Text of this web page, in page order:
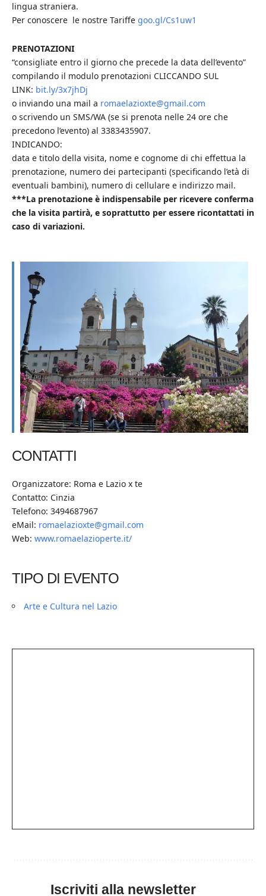
lingua straniera.
Per conoscere le nostre Tariffe goo.gl/Cs1uw1
PRENOTAZIONI
“consigliate entro il giorno che precede la data dell’evento”
compilando il modulo prenotazioni CLICCANDO SUL
LINK: bit.ly/3x7jhDj
o inviando una mail a romaelazioxte@gmail.com
o scrivendo un SMS/WA (se si prenota nelle 24 ore che
precedono l’evento) al 3383435907.
INDICANDO:
data e titolo della visita, nome e cognome di chi effettua la
prenotazione, numero dei partecipanti (specificando l’età di
eventuali bambini), numero di cellulare e indirizzo mail.
***La prenotazione è indispensabile per ricevere conferma
che la visita partirà, e soprattutto per essere ricontattati in
caso di variazioni.
CONTATTI
Organizzatore: Roma e Lazio x te
Contatto: Cinzia
Telefono: 3494687967
eMail: romaelazioxte@gmail.com
Web: www.romaelazioperte.it/
TIPO DI EVENTO
Arte e Cultura nel Lazio
Iscriviti alla newsletter